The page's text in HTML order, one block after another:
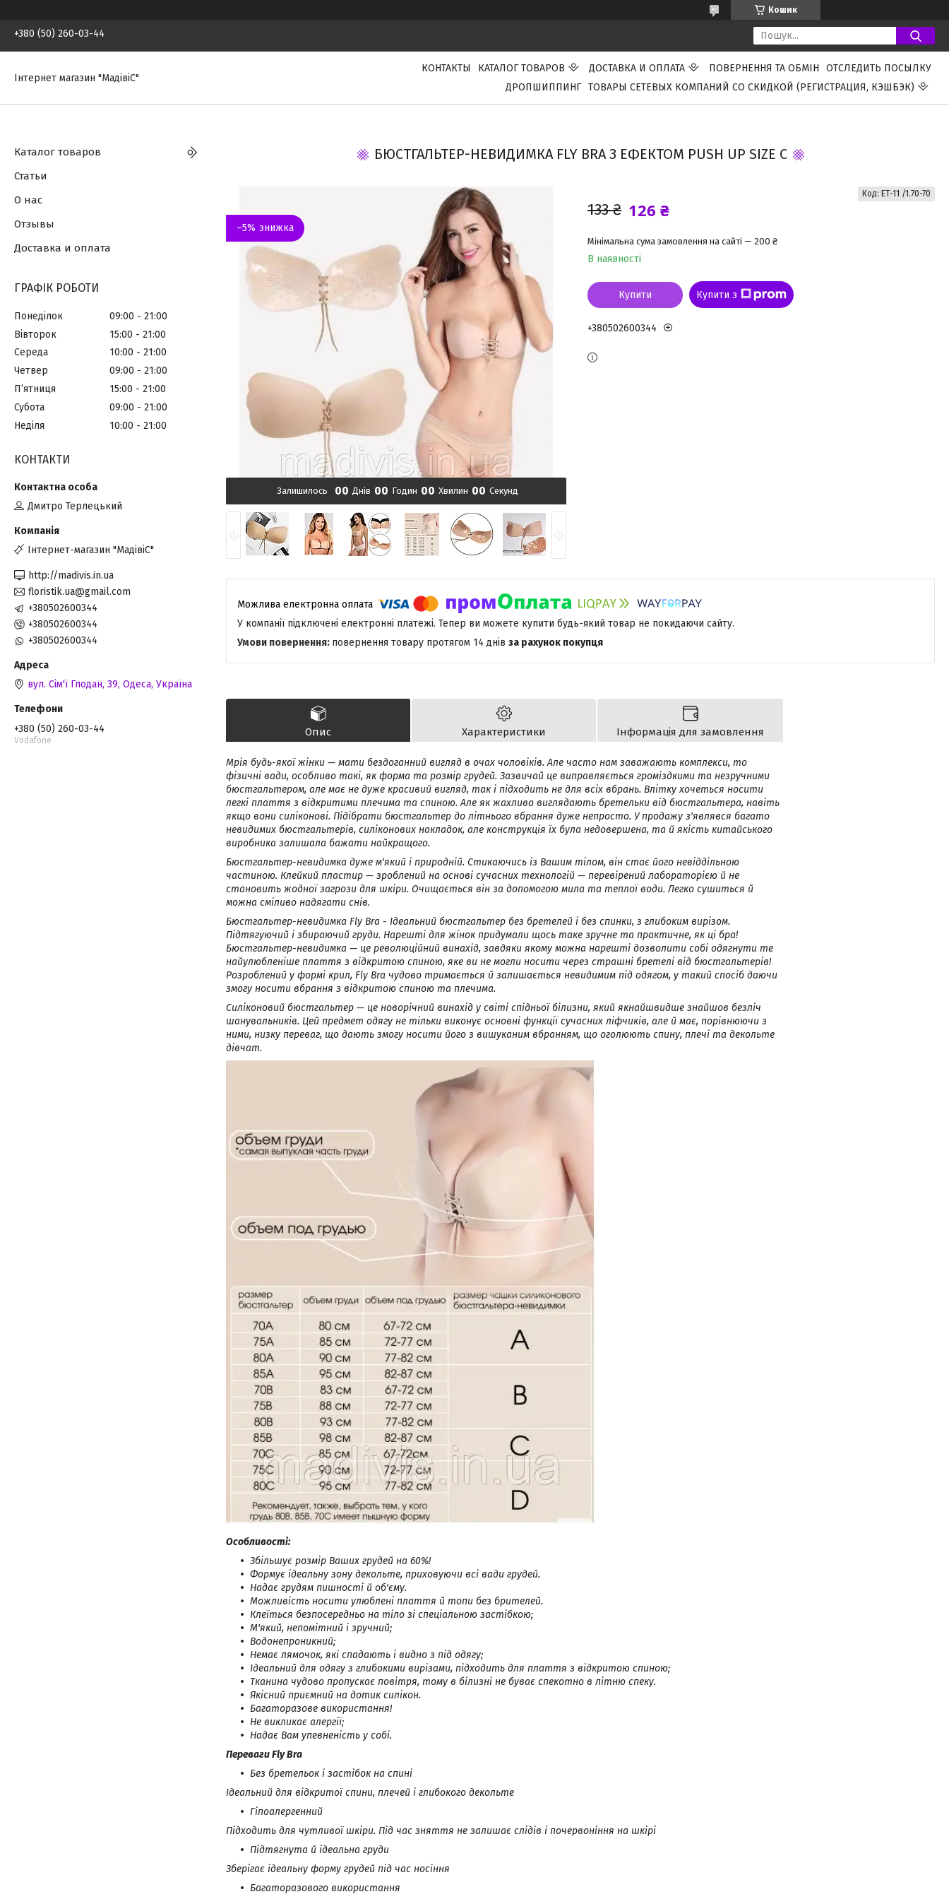
Кошик
+380 (50) 260-03-44
Інтернет магазин "МадівіС"
КОНТАКТЫ КАТАЛОГ ТОВАРОВ ДОСТАВКА И ОПЛАТА ПОВЕРНЕННЯ ТА ОБМІН
ОТСЛЕДИТЬ ПОСЫЛКУ
ДРОПШИППИНГ ТОВАРЫ СЕТЕВЫХ КОМПАНИЙ СО СКИДКОЙ (РЕГИСТРАЦИЯ, КЭШБЭК)
БЮСТГАЛЬТЕР-НЕВИДИМКА FLY BRA З ЕФЕКТОМ PUSH UP SIZE C
–5%
Залишилось 00 Днів 00 Годин 00 Хвилин 00 Секунд
133 ₴ 126 ₴
Мінімальна сума замовлення на сайті — 200 ₴
В наявності
Код: ET-11 /1.70-70
Купити Купити з
+380502600344
У компанії підключені електронні платежі. Тепер ви можете купити будь-який товар не покидаючи сайту.
повернення товару протягом 14 днів за рахунок покупця
Опис Характеристики Інформація для замовлення
Мрія будь-якої жінки — мати бездоганний вигляд в очах чоловіків. Але часто нам заважають комплекси, то
фізичні вади, особливо такі, як форма та розмір грудей. Зазвичай це виправляється громіздкими та незручними
бюстгальтером, але має не дуже красивий вигляд, так і підходить не для всіх вбрань. Влітку хочеться носити
легкі плаття з відкритими плечима та спиною. Але як жахливо виглядають бретельки від бюстгальтера, навіть
якщо вони силіконові. Підібрати бюстгальтер до літнього вбрання дуже непросто. У продажу з'являвся багато
невидимих бюстгальтерів, силіконових накладок, але конструкція їх була недовершена, та й якість китайського
виробника залишала бажати найкращого.
Бюстгальтер-невидимка дуже м'який і природній. Стикаючись із Вашим тілом, він стає його невіддільною
частиною. Клейкий пластир — зроблений на основі сучасних технологій — перевірений лабораторією й не
становить жодної загрози для шкіри. Очищається він за допомогою мила та теплої води. Легко сушиться й
можна сміливо надягати снів.
Бюстгальтер-невидимка Fly Bra - Ідеальний бюстгальтер без бретелей і без спинки, з глибоким вирізом.
Підтягуючий і збираючий груди. Нарешті для жінок придумали щось таке зручне та практичне, як ці бра!
Бюстгальтер-невидимка — це революційний винахід, завдяки якому можна нарешті дозволити собі одягнути те
найулюбленіше плаття з відкритою спиною, яке ви не могли носити через страшні бретелі від бюстгальтерів!
Розроблений у формі крил, Fly Bra чудово тримається й залишається невидимим під одягом, у такий спосіб даючи
змогу носити вбрання з відкритою спиною та плечима.
Силіконовий бюстгальтер — це новорічний винахід у світі спідньої білизни, який якнайшвидше знайшов безліч
шанувальників. Цей предмет одягу не тільки виконує основні функції сучасних ліфчиків, але й має, порівнюючи з
ними, низку переваг, що дають змогу носити його з вишуканим вбранням, що оголюють спину, плечі та декольте
дівчат.
Особливості:
Збільшує розмір Ваших грудей на 60%!
Формує ідеальну зону декольте, приховуючи всі вади грудей.
Надає грудям пишності й об'єму.
Можливість носити улюблені плаття й топи без брителей.
Клеїться безпосередньо на тіло зі спеціальною застібкою;
М'який, непомітний і зручний;
Водонепроникний;
Немає лямочок, які спадають і видно з під одягу;
Ідеальний для одягу з глибокими вирізами, підходить для плаття з відкритою спиною;
Тканина чудово пропускає повітря, тому в білизні не буває спекотно в літню спеку.
Якісний приємний на дотик силікон.
Багаторазове використання!
Не викликає алергії;
Надає Вам упевненість у собі.
Переваги Fly Bra
Без бретельок і застібок на спині
Ідеальний для відкритої спини, плечей і глибокого декольте
Гіпоалергенний
Підходить для чутливої шкіри. Під час зняття не залишає слідів і почервоніння на шкірі
Підтягнута й ідеальна груди
Зберігає ідеальну форму грудей під час носіння
Багаторазового використання
Каталог товаров
Статьи
О нас
Отзывы
Доставка и оплата
ГРАФІК РОБОТИ
Понеділок 09:00
21:00
Вівторок
15:00
21:00
Середа
10:00
21:00
Четвер
09:00
21:00
Пʼятниця
15:00
21:00
Субота
09:00
21:00
Неділя
10:00 21:00
КОНТАКТИ
Дмитро Терлецький
Інтернет-магазин "МадівіС"
http://madivis.in.ua
floristik.ua@gmail.com
+380502600344
+380502600344
+380502600344
вул. Сім'ї Глодан, 39, Одеса, Україна
+380 (50) 260-03-44
Vodafone